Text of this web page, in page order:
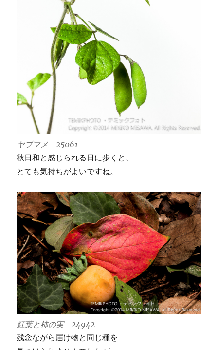
ヤブマメ 25061
秋日和と感じられる日に歩くと、
とても気持ちがよいですね。
紅葉と柿の実 24942
残念ながら届け物と同じ種を